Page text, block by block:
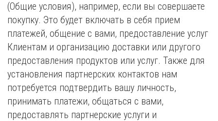
(Общие условия), например, если вы совершаете
покупку. Это будет включать в себя прием
платежей, общение с вами, предоставление услуг
Клиентам и организацию доставки или другого
предоставления продуктов или услуг. Также для
установления партнерских контактов нам
потребуется подтвердить вашу личность,
принимать платежи, общаться с вами,
предоставлять партнерские услуги и